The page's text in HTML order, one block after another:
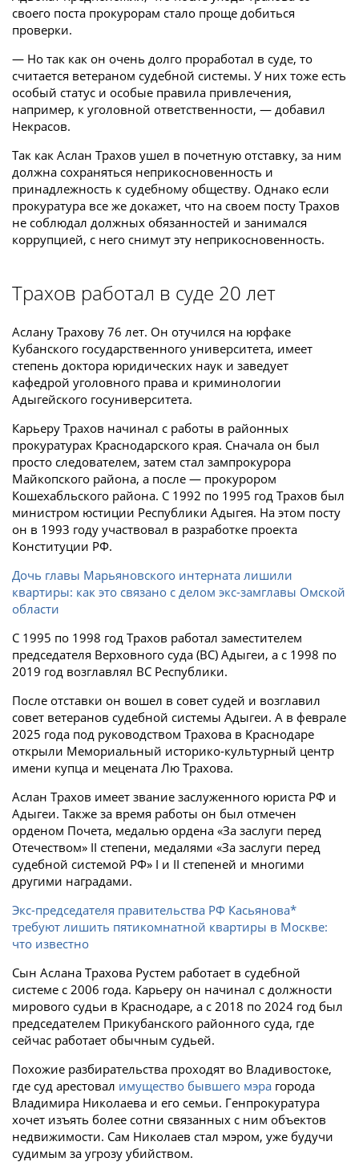
своего поста прокурорам стало проще добиться
проверки.
— Но так как он очень долго проработал в суде, то
считается ветераном судебной системы. У них тоже есть
особый статус и особые правила привлечения,
например, к уголовной ответственности, — добавил
Некрасов.
Так как Аслан Трахов ушел в почетную отставку, за ним
должна сохраняться неприкосновенность и
принадлежность к судебному обществу. Однако если
прокуратура все же докажет, что на своем посту Трахов
не соблюдал должных обязанностей и занимался
коррупцией, с него снимут эту неприкосновенность.
Трахов работал в суде 20 лет
Аслану Трахову 76 лет. Он отучился на юрфаке
Кубанского государственного университета, имеет
степень доктора юридических наук и заведует
кафедрой уголовного права и криминологии
Адыгейского госуниверситета.
Карьеру Трахов начинал с работы в районных
прокуратурах Краснодарского края. Сначала он был
просто следователем, затем стал зампрокурора
Майкопского района, а после — прокурором
Кошехабльского района. С 1992 по 1995 год Трахов был
министром юстиции Республики Адыгея. На этом посту
он в 1993 году участвовал в разработке проекта
Конституции РФ.
Дочь главы Марьяновского интерната лишили
квартиры: как это связано с делом экс-замглавы Омской
области
С 1995 по 1998 год Трахов работал заместителем
председателя Верховного суда (ВС) Адыгеи, а с 1998 по
2019 год возглавлял ВС Республики.
После отставки он вошел в совет судей и возглавил
совет ветеранов судебной системы Адыгеи. А в феврале
2025 года под руководством Трахова в Краснодаре
открыли Мемориальный историко-культурный центр
имени купца и мецената Лю Трахова.
Аслан Трахов имеет звание заслуженного юриста РФ и
Адыгеи. Также за время работы он был отмечен
орденом Почета, медалью ордена «За заслуги перед
Отечеством» II степени, медалями «За заслуги перед
судебной системой РФ» I и II степеней и многими
другими наградами.
Экс-председателя правительства РФ Касьянова*
требуют лишить пятикомнатной квартиры в Москве:
что известно
Сын Аслана Трахова Рустем работает в судебной
системе с 2006 года. Карьеру он начинал с должности
мирового судьи в Краснодаре, а с 2018 по 2024 год был
председателем Прикубанского районного суда, где
сейчас работает обычным судьей.
Похожие разбирательства проходят во Владивостоке,
где суд арестовал имущество бывшего мэра города
Владимира Николаева и его семьи. Генпрокуратура
хочет изъять более сотни связанных с ним объектов
недвижимости. Сам Николаев стал мэром, уже будучи
судимым за угрозу убийством.